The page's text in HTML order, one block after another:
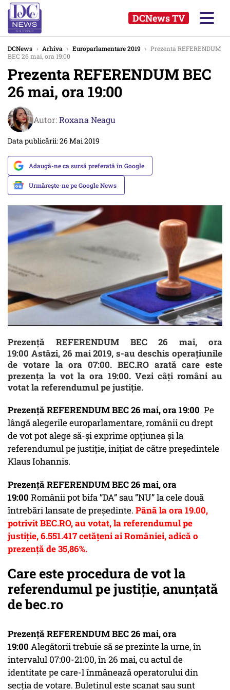
DCNews TV
DCNews › Arhiva › Europarlamentare 2019 › Prezenta REFERENDUM
BEC 26 mai, ora 19:00
Prezenta REFERENDUM BEC
26 mai, ora 19:00
Autor:Roxana Neagu
Data publicării: 26 Mai 2019
Adaugă-ne ca sursă preferată în Google
Urmărește-ne pe Google News
Prezență REFERENDUM BEC 26 mai, ora
19:00 Astăzi, 26 mai 2019, s-au deschis operațiunile
de votare la ora 07:00. BEC.RO arată care este
prezența la vot la ora 19:00. Vezi câți români au
votat la referendumul pe justiție.
Prezență REFERENDUM BEC 26 mai, ora 19:00 Pe
lângă alegerile europarlamentare, românii cu drept
de vot pot alege să-și exprime opțiunea și la
referendumul pe justiție, inițiat de către președintele
Klaus Iohannis.
Prezență REFERENDUM BEC 26 mai, ora
19:00 Românii pot bifa ”DA” sau ”NU” la cele două
întrebări lansate de președinte. Până la ora 19.00,
potrivit BEC.RO, au votat, la referendumul pe
justiție, 6.551.417 cetățeni ai României, adică o
prezenţă de 35,86%.
Care este procedura de vot la
referendumul pe justiție, anunțată
de bec.ro
Prezență REFERENDUM BEC 26 mai, ora
19:00 Alegătorii trebuie să se prezinte la urne, în
intervalul 07:00-21:00, în 26 mai, cu actul de
identitate pe care-l înmânează operatorului din
secția de votare. Buletinul este scanat sau sunt